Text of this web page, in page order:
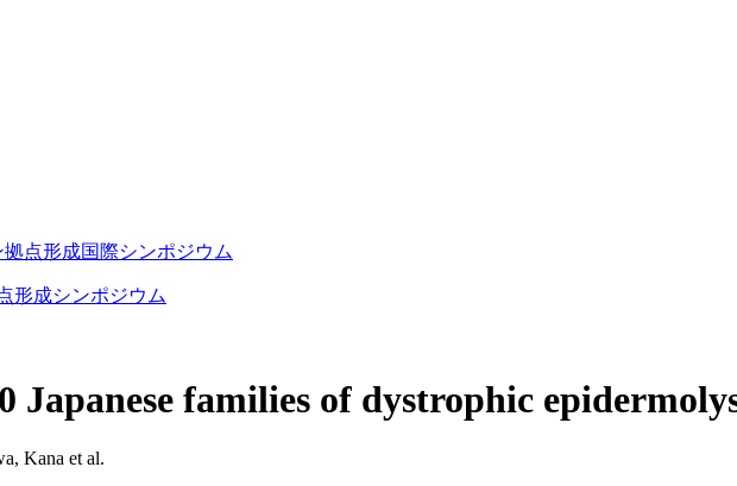
点形成国際シンポジウム
形成シンポジウム
Japanese families of dystrophic
Kana et al.